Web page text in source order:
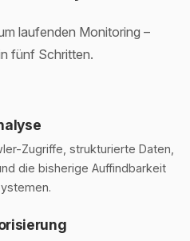
laufenden Monitoring –
fünf Schritten.
Zugriffe, strukturierte Daten,
die bisherige Auffindbarkeit